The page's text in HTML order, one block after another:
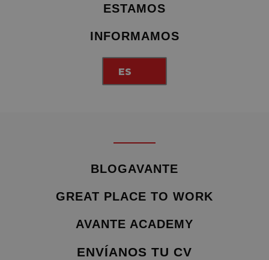
ESTAMOS
INFORMAMOS
ES
BLOGAVANTE
GREAT PLACE TO WORK
AVANTE ACADEMY
ENVÍANOS TU CV